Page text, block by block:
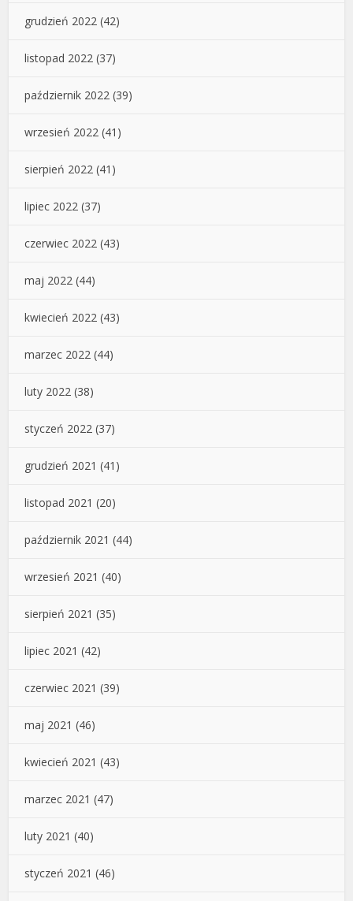
grudzień 2022 (42)
listopad 2022 (37)
październik 2022 (39)
wrzesień 2022 (41)
sierpień 2022 (41)
lipiec 2022 (37)
czerwiec 2022 (43)
maj 2022 (44)
kwiecień 2022 (43)
marzec 2022 (44)
luty 2022 (38)
styczeń 2022 (37)
grudzień 2021 (41)
listopad 2021 (20)
październik 2021 (44)
wrzesień 2021 (40)
sierpień 2021 (35)
lipiec 2021 (42)
czerwiec 2021 (39)
maj 2021 (46)
kwiecień 2021 (43)
marzec 2021 (47)
luty 2021 (40)
styczeń 2021 (46)